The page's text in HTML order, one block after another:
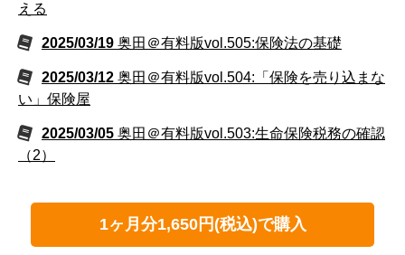
える
2025/03/19 奥田＠有料版vol.505:保険法の基礎
2025/03/12 奥田＠有料版vol.504:「保険を売り込まな
い」保険屋
2025/03/05 奥田＠有料版vol.503:生命保険税務の確認
（2）
1ヶ月分1,650円(税込)で購入